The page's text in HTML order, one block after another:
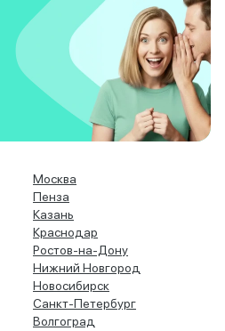
Москва
Пенза
Казань
Краснодар
Ростов-на-Дону
Нижний Новгород
Новосибирск
Санкт-Петербург
Волгоград